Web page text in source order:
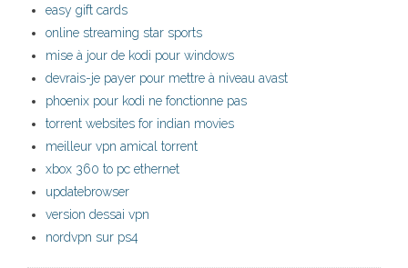
easy gift cards
online streaming star sports
mise à jour de kodi pour windows
devrais-je payer pour mettre à niveau avast
phoenix pour kodi ne fonctionne pas
torrent websites for indian movies
meilleur vpn amical torrent
xbox 360 to pc ethernet
updatebrowser
version dessai vpn
nordvpn sur ps4